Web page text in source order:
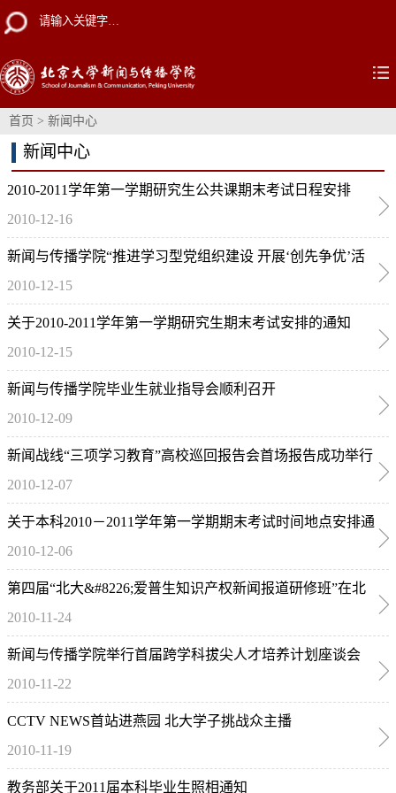
首页 > 新闻中心
新闻中心
2010-2011学年第一学期研究生公共课期末考试日程安排
2010-12-16
新闻与传播学院“推进学习型党组织建设 开展‘创先争优’活
动”工作会成功举行
2010-12-15
关于2010-2011学年第一学期研究生期末考试安排的通知
2010-12-15
新闻与传播学院毕业生就业指导会顺利召开
2010-12-09
新闻战线“三项学习教育”高校巡回报告会首场报告成功举行
2010-12-07
关于本科2010－2011学年第一学期期末考试时间地点安排通
知
2010-12-06
第四届“北大&#8226;爱普生知识产权新闻报道研修班”在北
大举办
2010-11-24
新闻与传播学院举行首届跨学科拔尖人才培养计划座谈会
2010-11-22
CCTV NEWS首站进燕园 北大学子挑战众主播
2010-11-19
教务部关于2011届本科毕业生照相通知